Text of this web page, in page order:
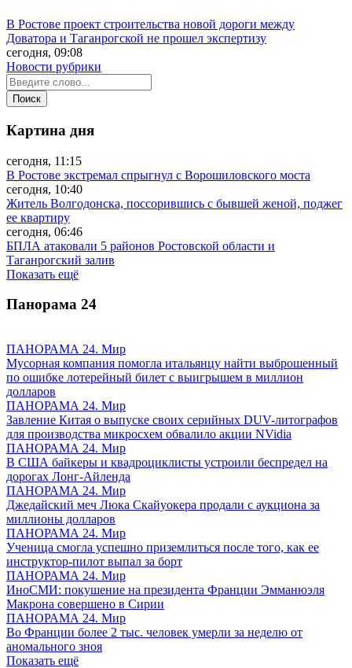
В Ростове проект строительства новой дороги между
Доватора и Таганрогской не прошел экспертизу
сегодня, 09:08
Новости рубрики
Картина дня
сегодня, 11:15
В Ростове экстремал спрыгнул с Ворошиловского моста
сегодня, 10:40
Житель Волгодонска, поссорившись с бывшей женой, поджег
ее квартиру
сегодня, 06:46
БПЛА атаковали 5 районов Ростовской области и
Таганрогский залив
Показать ещё
Панорама 24
ПАНОРАМА 24. Мир
Мусорная компания помогла итальянцу найти выброшенный
по ошибке лотерейный билет с выигрышем в миллион
долларов
ПАНОРАМА 24. Мир
Завление Китая о выпуске своих серийных DUV-литографов
для производства микросхем обвалило акции NVidia
ПАНОРАМА 24. Мир
В США байкеры и квадроциклисты устроили беспредел на
дорогах Лонг-Айленда
ПАНОРАМА 24. Мир
Джедайский меч Люка Скайуокера продали с аукциона за
миллионы долларов
ПАНОРАМА 24. Мир
Ученица смогла успешно приземлиться после того, как ее
инструктор-пилот выпал за борт
ПАНОРАМА 24. Мир
ИноСМИ: покушение на президента Франции Эмманюэля
Макрона совершено в Сирии
ПАНОРАМА 24. Мир
Во Франции более 2 тыс. человек умерли за неделю от
аномального зноя
Показать ещё